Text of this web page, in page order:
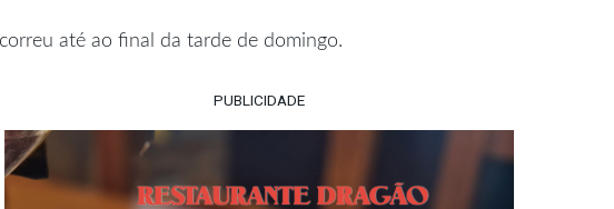
até ao final da tarde de domingo.
PUBLICIDADE